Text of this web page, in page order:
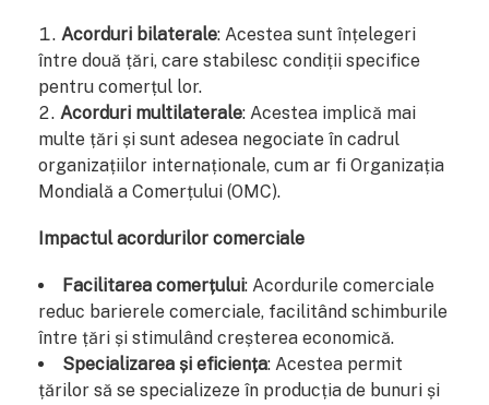
Acorduri bilaterale: Acestea sunt înțelegeri
între două țări, care stabilesc condiții specifice
pentru comerțul lor.
Acorduri multilaterale: Acestea implică mai
multe țări și sunt adesea negociate în cadrul
organizațiilor internaționale, cum ar fi Organizația
Mondială a Comerțului (OMC).
Impactul acordurilor comerciale
Facilitarea comerțului: Acordurile comerciale
reduc barierele comerciale, facilitând schimburile
între țări și stimulând creșterea economică.
Specializarea și eficiența: Acestea permit
țărilor să se specializeze în producția de bunuri și